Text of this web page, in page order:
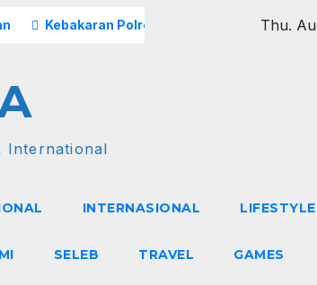
Kebakaran Polres Metro Jakarta Barat
Thu.
International
INTERNASIONAL LIFESTYLE
SELEB TRAVEL GAMES